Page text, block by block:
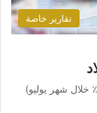
تقارير خاصة
تحت هذا العنوان (ارتفاع معدل التضخم السنوي ٢.٧ ٪ خلال شهر يوليو)